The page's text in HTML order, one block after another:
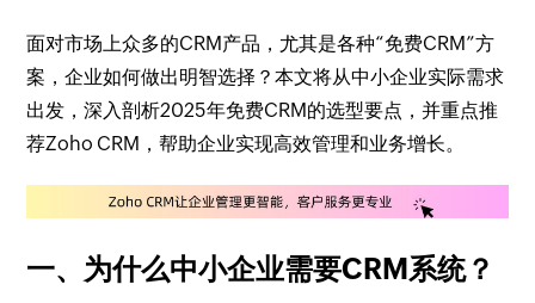
面对市场上众多的CRM产品，尤其是各种“免费CRM”方
案，企业如何做出明智选择？本文将从中小企业实际需求
出发，深入剖析2025年免费CRM的选型要点，并重点推
荐Zoho CRM，帮助企业实现高效管理和业务增长。
一、为什么中小企业需要CRM系统？